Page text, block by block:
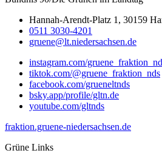
Hannah-Arendt-Platz 1, 30159
0511 3030-4201
gruene@lt.niedersachsen.de
instagram.com/
tiktok.com/@gruene_fraktion_nds
facebook.com/grueneltnds
bsky.app/profile/gltn.de
youtube.com/gltnds
fraktion.gruene-niedersachsen.de
Grüne Links